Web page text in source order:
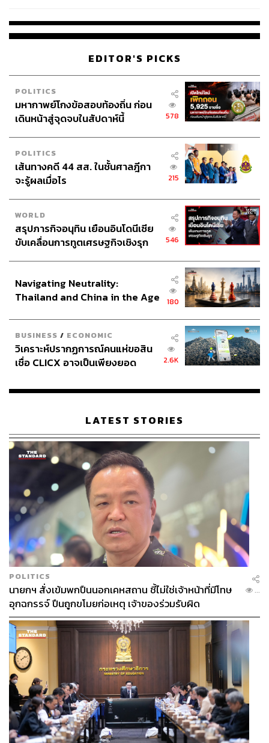
EDITOR'S PICKS
POLITICS
มหากาพย์โกงข้อสอบท้องถิ่น ก่อน
เดินหน้าสู่จุดจบในสัปดาห์นี้
578
POLITICS
เส้นทางคดี 44 สส. ในชั้นศาลฎีกา
จะรู้ผลเมื่อไร
215
WORLD
สรุปภารกิจอนุทิน เยือนอินโดนีเซีย
ขับเคลื่อนการทูตเศรษฐกิจเชิงรุก
546
Navigating Neutrality:
Thailand and China in the Age
180
BUSINESS / ECONOMIC
วิเคราะห์ปรากฏการณ์คนแห่ขอสิน
เชื่อ CLICX อาจเป็นเพียงยอด
เรือนไทยที่ถูกซุกไว้
2.6K
LATEST STORIES
POLITICS
นายกฯ สั่งเข้มพกปืนนอกเคหสถาน ชี้ไม่ใช่เจ้าหน้าที่มีโทษ
อุกฉกรรจ์ ปืนถูกขโมยก่อเหตุ เจ้าของร่วมรับผิด
...